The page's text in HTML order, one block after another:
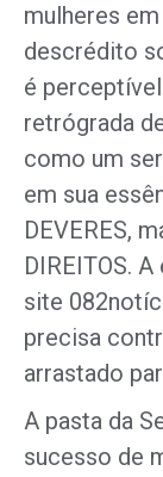
mulheres
descrédito
é
retrógrada
como um
em sua
DEVERES,
DIREITOS.
site
precisa
arrastado
A pasta da
sucesso de